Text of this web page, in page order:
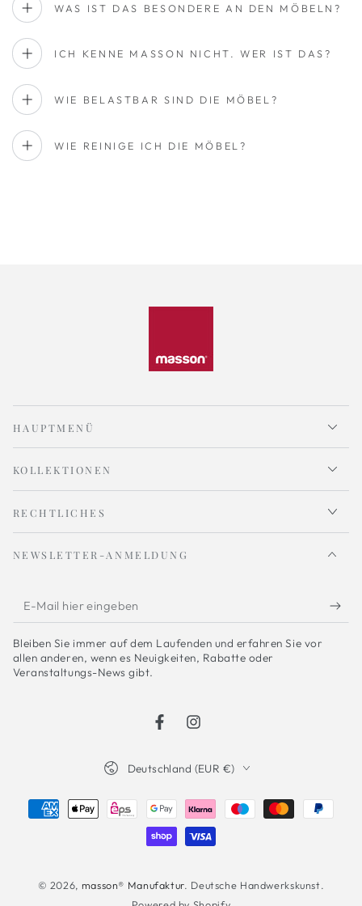
WAS IST DAS BESONDERE AN DEN MÖBELN?
ICH KENNE MASSON NICHT. WER IST DAS?
WIE BELASTBAR SIND DIE MÖBEL?
WIE REINIGE ICH DIE MÖBEL?
HAUPTMENÜ
KOLLEKTIONEN
RECHTLICHES
NEWSLETTER-ANMELDUNG
E-
Mail
hier
eingeben
Bleiben Sie immer auf dem Laufenden und erfahren Sie vor
allen anderen, wenn es Neuigkeiten, Rabatte oder
Veranstaltungs-News gibt.
FacebookInstagram
© 2026, masson® Manufaktur. Deutsche Handwerkskunst.
Deutschland (EUR €)
Zahlungsmöglichkeiten